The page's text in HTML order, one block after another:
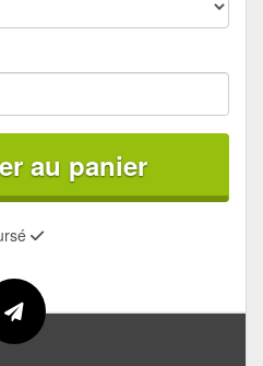
au panier